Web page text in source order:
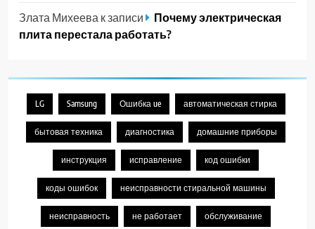
Злата Михеева к записи
Почему электрическая
плита перестала работать?
LG Samsung Ошибка ue автоматическая стирка
бытовая техника диагностика домашние приборы
инструкция исправление код ошибки
коды ошибок неисправности стиральной машины
неисправность не работает обслуживание